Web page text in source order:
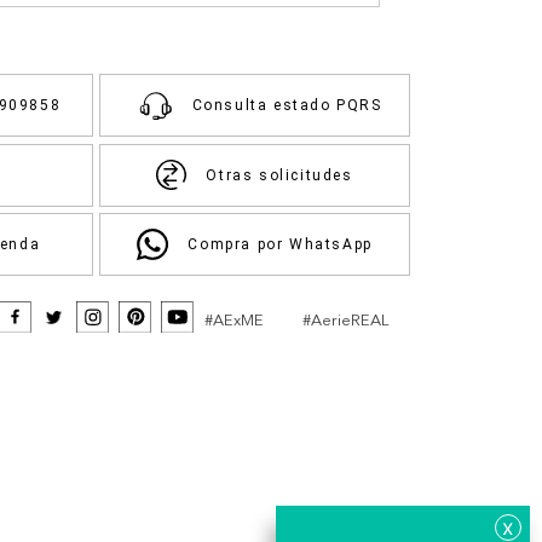
x
Consulta estado PQRS
Otras solicitudes
Compra por WhatsApp
#AExME #AerieREAL